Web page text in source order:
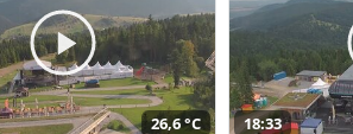
26,6 °C 18:33